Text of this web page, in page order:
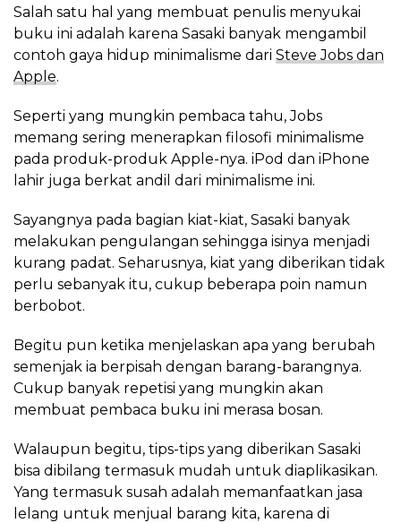
Salah satu hal yang membuat penulis menyukai
buku ini adalah karena Sasaki banyak mengambil
contoh gaya hidup minimalisme dari Steve Jobs dan
Apple.
Seperti yang mungkin pembaca tahu, Jobs
memang sering menerapkan filosofi minimalisme
pada produk-produk Apple-nya. iPod dan iPhone
lahir juga berkat andil dari minimalisme ini.
Sayangnya pada bagian kiat-kiat, Sasaki banyak
melakukan pengulangan sehingga isinya menjadi
kurang padat. Seharusnya, kiat yang diberikan tidak
perlu sebanyak itu, cukup beberapa poin namun
berbobot.
Begitu pun ketika menjelaskan apa yang berubah
semenjak ia berpisah dengan barang-barangnya.
Cukup banyak repetisi yang mungkin akan
membuat pembaca buku ini merasa bosan.
Walaupun begitu, tips-tips yang diberikan Sasaki
bisa dibilang termasuk mudah untuk diaplikasikan.
Yang termasuk susah adalah memanfaatkan jasa
lelang untuk menjual barang kita, karena di